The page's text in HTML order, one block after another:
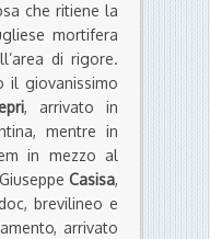
che ritiene la
mortifera
di rigore.
il giovanissimo
, arrivato in
mentre in
in mezzo al
Casisa,
brevilineo e
arrivato